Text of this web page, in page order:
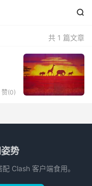

共 1 篇文章
赞(0)
势
Clash 客户端食用。